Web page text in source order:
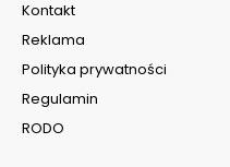
Kontakt
Reklama
Polityka prywatności
Regulamin
RODO